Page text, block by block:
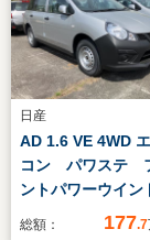
日産
AD 1.6 VE 4WD
コン パワステ
ントパワーウイン
ウ エアバック
総額： 177.7